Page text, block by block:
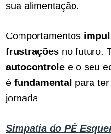
sua alimentação.
Comportamentos
frustrações no futuro.
autocontrole e o seu
é fundamental para
jornada.
Simpatia do PÉ